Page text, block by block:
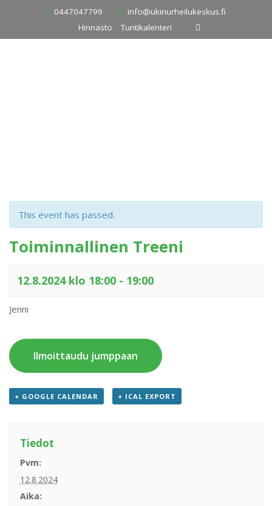
content
0447047799
info@ukinurheilukeskus.fi
Hinnasto
Tuntikalenteri
This event has passed.
Toiminnallinen Treeni
12.8.2024 klo 18:00 - 19:00
Jenni
Ilmoittaudu jumppaan
+ GOOGLE CALENDAR + ICAL EXPORT
Tiedot
Pvm:
12.8.2024
Aika: